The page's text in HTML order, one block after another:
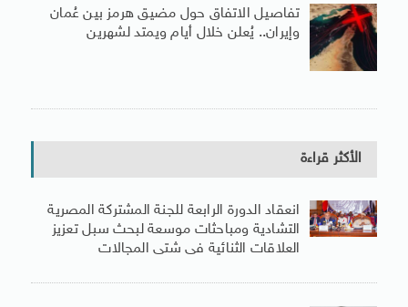
تفاصيل الاتفاق حول مضيق هرمز بين عُمان
وإيران.. يُعلن خلال أيام ويمتد لشهرين
الأكثر قراءة
انعقاد الدورة الرابعة للجنة المشتركة المصرية
التشادية ومباحثات موسعة لبحث سبل تعزيز
العلاقات الثنائية فى شتى المجالات